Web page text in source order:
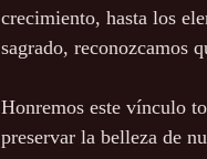
crecimiento, hasta los
sagrado, reconozcamos
Honremos este vínculo
preservar la belleza de